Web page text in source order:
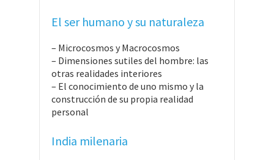
El ser humano y su naturaleza
– Microcosmos y Macrocosmos
– Dimensiones sutiles del hombre: las
otras realidades interiores
– El conocimiento de uno mismo y la
construcción de su propia realidad
personal
India milenaria